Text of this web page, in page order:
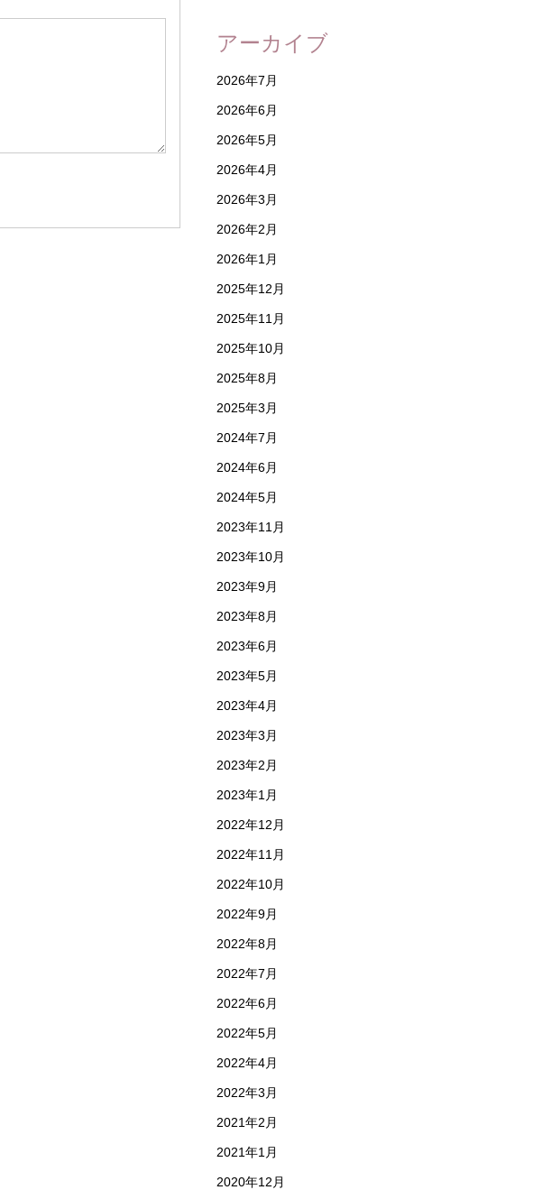
アーカイブ
2026年7月
2026年6月
2026年5月
2026年4月
2026年3月
2026年2月
2026年1月
2025年12月
2025年11月
2025年10月
2025年8月
2025年3月
2024年7月
2024年6月
2024年5月
2023年11月
2023年10月
2023年9月
2023年8月
2023年6月
2023年5月
2023年4月
2023年3月
2023年2月
2023年1月
2022年12月
2022年11月
2022年10月
2022年9月
2022年8月
2022年7月
2022年6月
2022年5月
2022年4月
2022年3月
2021年2月
2021年1月
2020年12月